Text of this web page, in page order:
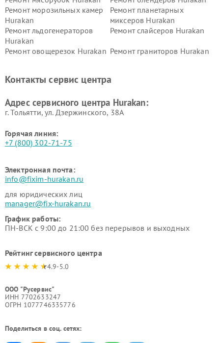
Ремонт морозильных камер
Hurakan
Ремонт планетарных
миксеров Hurakan
Ремонт льдогенераторов
Hurakan
Ремонт слайсеров Hurakan
Ремонт овощерезок Hurakan Ремонт граниторов Hurakan
Hurakan
Контакты сервис центра
Адрес сервисного центра Hurakan:
г. Тольятти, ул. Дзержинского, 38А
Горячая линия:
+7 (800) 302-71-75
Электронная почта:
info@fixim-hurakan.ru
для юридических лиц
manager@fix-hurakan.ru
График работы:
ПН-ВСК с 9:00 до 21:00 без перерывов и выходных
Рейтинг сервисного центра
4.9-5.0
ООО "Русервис"
ИНН 7702633247
ОГРН 1077746335776
Поделиться в соц. сетях: